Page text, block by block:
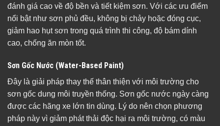
đánh giá cao về độ bền và tiết kiệm sơn. Với các ưu điểm
nổi bật như sơn phủ đều, không bị chảy hoặc đóng cục,
giảm hao hụt sơn trong quá trình thi công, độ bám dính
cao, chống ăn mòn tốt.
Sơn Gốc Nước (Water-Based Paint)
Đây là giải pháp thay thế thân thiện với môi trường cho
sơn gốc dung môi truyền thống. Sơn gốc nước ngày càng
được các hãng xe lớn tin dùng. Lý do nên chọn phương
pháp này vì giảm phát thải độc hại ra môi trường, có màu